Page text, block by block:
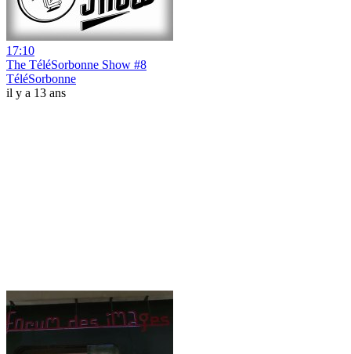
17:10
The TéléSorbonne Show #8
TéléSorbonne
il y a 13 ans